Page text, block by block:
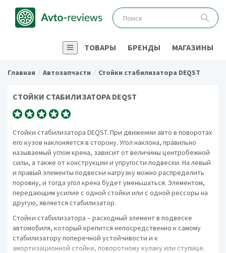
ТОВАРЫ БРЕНДЫ МАГАЗИНЫ
Главная Автозапчасти Стойки стабилизатора DEQST
СТОЙКИ СТАБИЛИЗАТОРА DEQST
Стойки стабилизатора DEQST. При движении авто в поворотах
его кузов наклоняется в сторону. Угол наклона, правильно
называемый углом крена, зависит от величины центробежной
силы, а также от конструкции и упругости подвески. На левый
и правый элементы подвески нагрузку можно распределить
поровну, и тогда угол крена будет уменьшаться. Элементом,
передающим усилие с одной стойки или с одной рессоры на
другую, является стабилизатор.
Стойки стабилизатора – расходный элемент в подвеске
автомобиля, который крепится непосредственно к самому
стабилизатору поперечной устойчивости и к
амортизационной стойке, поворотному кулаку или ступице.